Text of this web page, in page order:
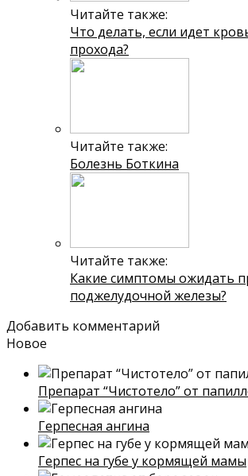
Читайте также:
Что делать, если идет
прохода?
Читайте также:
Болезнь Боткина
Читайте также:
Какие симптомы ожидать
поджелудочной железы?
Добавить комментарий
Новое
Препарат “Чистотело” от
Герпесная ангина
Герпес на губе у кормящей мамы